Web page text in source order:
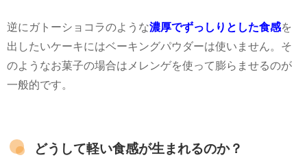
逆にガトーショコラのような濃厚でずっしりとした食感を
出したいケーキにはベーキングパウダーは使いません。そ
のようなお菓子の場合はメレンゲを使って膨らませるのが
一般的です。
どうして軽い食感が生まれるのか？